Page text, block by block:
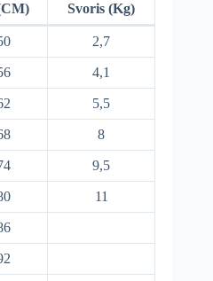
Svoris (Kg)
2,7
4,1
5,5
8
9,5
11